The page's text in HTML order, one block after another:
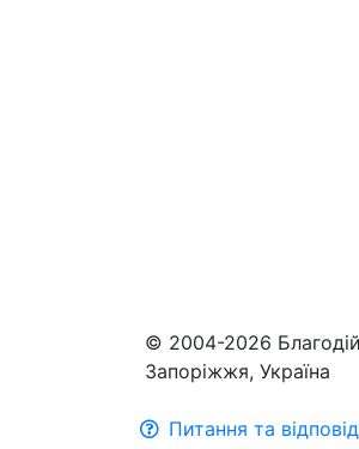
© 2004-2026
Запоріжжя, Україна
Питання та